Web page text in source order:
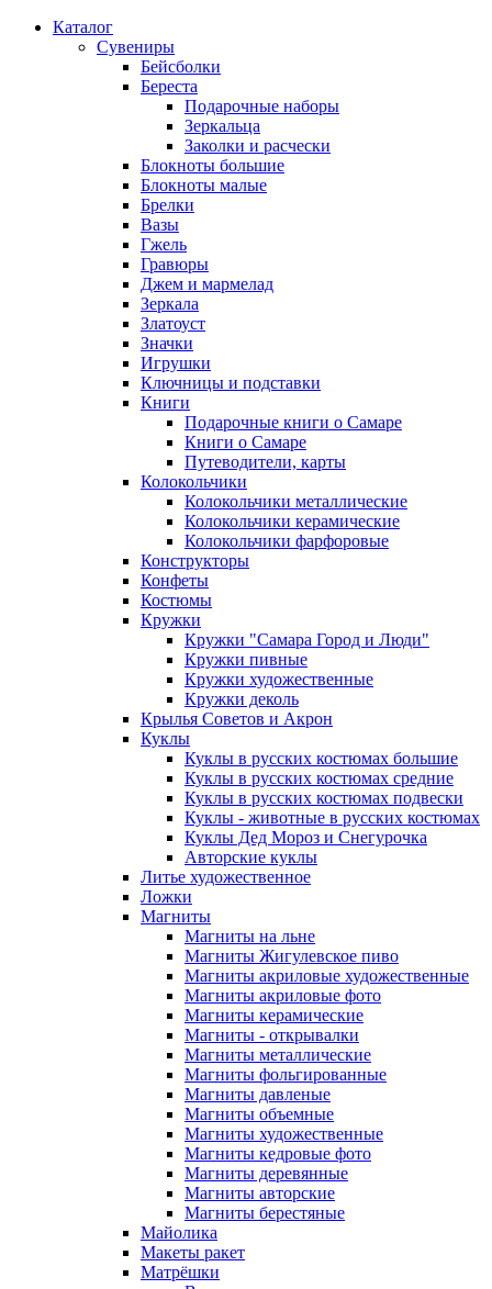
Каталог
Сувениры
Бейсболки
Береста
Подарочные наборы
Зеркальца
Заколки и расчески
Блокноты большие
Блокноты малые
Брелки
Вазы
Гжель
Гравюры
Джем и мармелад
Зеркала
Златоуст
Значки
Игрушки
Ключницы и подставки
Книги
Подарочные книги о Самаре
Книги о Самаре
Путеводители, карты
Колокольчики
Колокольчики металлические
Колокольчики керамические
Колокольчики фарфоровые
Конструкторы
Конфеты
Костюмы
Кружки
Кружки "Самара Город и Люди"
Кружки пивные
Кружки художественные
Кружки деколь
Крылья Советов и Акрон
Куклы
Куклы в русских костюмах большие
Куклы в русских костюмах средние
Куклы в русских костюмах подвески
Куклы - животные в русских костюмах
Куклы Дед Мороз и Снегурочка
Авторские куклы
Литье художественное
Ложки
Магниты
Магниты на льне
Магниты Жигулевское пиво
Магниты акриловые художественные
Магниты акриловые фото
Магниты керамические
Магниты - открывалки
Магниты металлические
Магниты фольгированные
Магниты давленые
Магниты объемные
Магниты художественные
Магниты кедровые фото
Магниты деревянные
Магниты авторские
Магниты берестяные
Майолика
Макеты ракет
Матрёшки